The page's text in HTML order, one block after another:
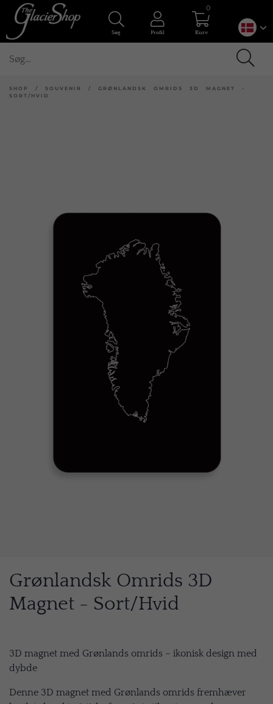
Søg Profil Kurv
0
SHOP / SOUVENIR / GRØNLANDSK OMRIDS 3D MAGNET -
SORT/HVID
Grønlandsk Omrids 3D
Magnet - Sort/Hvid
3D magnet med Grønlands omrids – ikonisk design med
dybde
Denne 3D magnet med Grønlands omrids fremhæver